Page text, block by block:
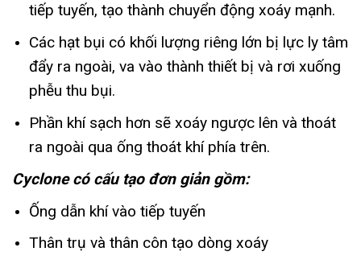
tiếp tuyến, tạo thành chuyển động xoáy mạnh.
Các hạt bụi có khối lượng riêng lớn bị lực ly tâm
đẩy ra ngoài, va vào thành thiết bị và rơi xuống
phễu thu bụi.
Phần khí sạch hơn sẽ xoáy ngược lên và thoát
ra ngoài qua ống thoát khí phía trên.
Cyclone có cấu tạo đơn giản gồm:
Ống dẫn khí vào tiếp tuyến
Thân trụ và thân côn tạo dòng xoáy